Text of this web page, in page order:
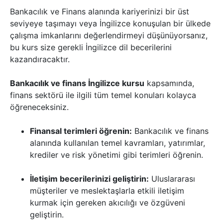
Bankacılık ve Finans alanında kariyerinizi bir üst
seviyeye taşımayı veya İngilizce konuşulan bir ülkede
çalışma imkanlarını değerlendirmeyi düşünüyorsanız,
bu kurs size gerekli İngilizce dil becerilerini
kazandıracaktır.
Bankacılık ve finans İngilizce kursu kapsamında,
finans sektörü ile ilgili tüm temel konuları kolayca
öğreneceksiniz.
Finansal terimleri öğrenin: Bankacılık ve finans
alanında kullanılan temel kavramları, yatırımlar,
krediler ve risk yönetimi gibi terimleri öğrenin.
İletişim becerilerinizi geliştirin: Uluslararası
müşteriler ve meslektaşlarla etkili iletişim
kurmak için gereken akıcılığı ve özgüveni
geliştirin.